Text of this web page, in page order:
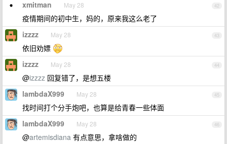
42
xmitman May 28
疫情期间的初中生，妈的，原来我这么老了
43
izzzz May 28
依旧劝嫖
44
izzzz May 28
@izzzz 回复错了，是想五楼
45
lambdaX999 May 28
找时间打个分手炮吧，也算是给青春一些体面
46
lambdaX999 May 28
@artemisdiana 有点意思，拿啥做的